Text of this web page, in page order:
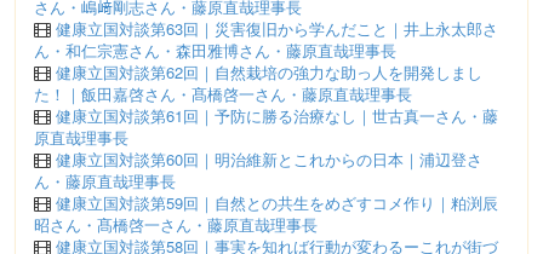
さん・嶋﨑剛志さん・藤原直哉理事長
健康立国対談第63回｜災害復旧から学んだこと｜井上永太郎さ
ん・和仁宗憲さん・森田雅博さん・藤原直哉理事長
健康立国対談第62回｜自然栽培の強力な助っ人を開発しまし
た！｜飯田嘉啓さん・髙橋啓一さん・藤原直哉理事長
健康立国対談第61回｜予防に勝る治療なし｜世古真一さん・藤
原直哉理事長
健康立国対談第60回｜明治維新とこれからの日本｜浦辺登さ
ん・藤原直哉理事長
健康立国対談第59回｜自然との共生をめざすコメ作り｜粕渕辰
昭さん・髙橋啓一さん・藤原直哉理事長
健康立国対談第58回｜事実を知れば行動が変わるーこれが街づ